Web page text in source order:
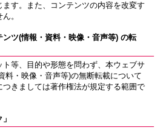
す。また、コンテンツの内容を改変す
。
ンツ(情報・資料・映像・音声等) の転
等、目的や形態を問わず、本ウェブサ
料・映像・音声等)の無断転載について
きましては著作権法が規定する範囲で